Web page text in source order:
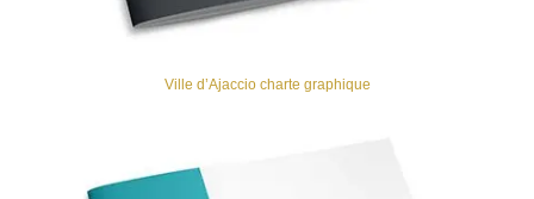
Ville d’Ajaccio charte graphique